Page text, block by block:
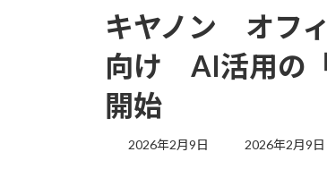
キヤノン オフ
向け AI活用の
開始
2026年2月9日
最
2026年2月9日